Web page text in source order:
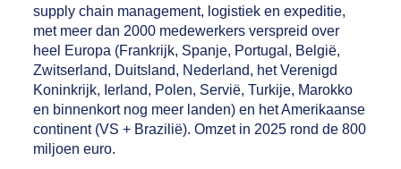
supply chain management, logistiek en expeditie,
met meer dan 2000 medewerkers verspreid over
heel Europa (Frankrijk, Spanje, Portugal, België,
Zwitserland, Duitsland, Nederland, het Verenigd
Koninkrijk, Ierland, Polen, Servië, Turkije, Marokko
en binnenkort nog meer landen) en het Amerikaanse
continent (VS + Brazilië). Omzet in 2025 rond de 800
miljoen euro.